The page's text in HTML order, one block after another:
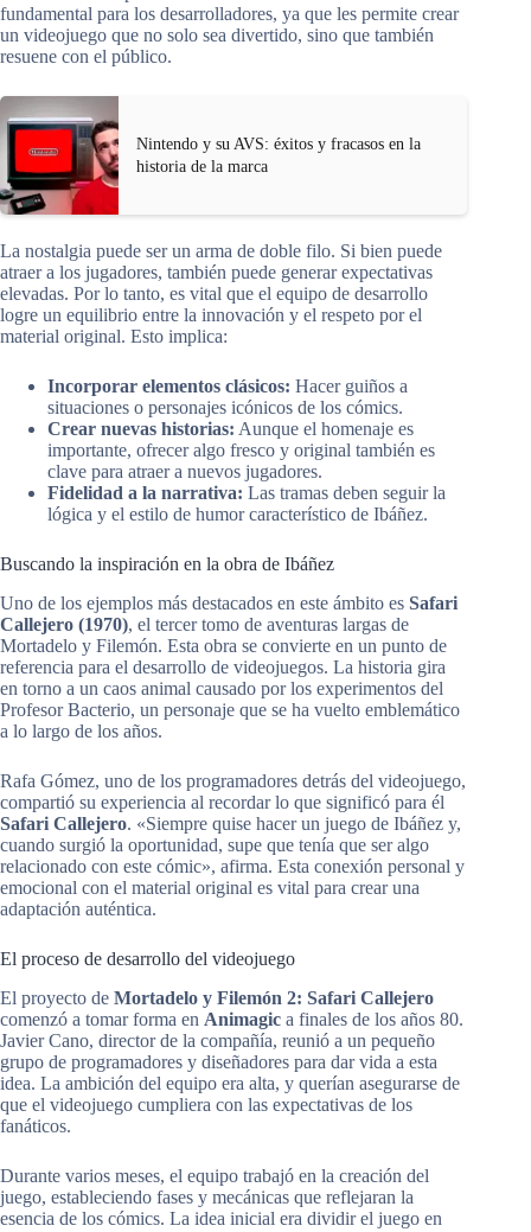
fundamental para los desarrolladores, ya que les permite crear
un videojuego que no solo sea divertido, sino que también
resuene con el público.
Nintendo y su AVS: éxitos y fracasos en la
historia de la marca
La nostalgia puede ser un arma de doble filo. Si bien puede
atraer a los jugadores, también puede generar expectativas
elevadas. Por lo tanto, es vital que el equipo de desarrollo
logre un equilibrio entre la innovación y el respeto por el
material original. Esto implica:
Incorporar elementos clásicos: Hacer guiños a
situaciones o personajes icónicos de los cómics.
Crear nuevas historias: Aunque el homenaje es
importante, ofrecer algo fresco y original también es
clave para atraer a nuevos jugadores.
Fidelidad a la narrativa: Las tramas deben seguir la
lógica y el estilo de humor característico de Ibáñez.
Buscando la inspiración en la obra de Ibáñez
Uno de los ejemplos más destacados en este ámbito es Safari
Callejero (1970), el tercer tomo de aventuras largas de
Mortadelo y Filemón. Esta obra se convierte en un punto de
referencia para el desarrollo de videojuegos. La historia gira
en torno a un caos animal causado por los experimentos del
Profesor Bacterio, un personaje que se ha vuelto emblemático
a lo largo de los años.
Rafa Gómez, uno de los programadores detrás del videojuego,
compartió su experiencia al recordar lo que significó para él
Safari Callejero. «Siempre quise hacer un juego de Ibáñez y,
cuando surgió la oportunidad, supe que tenía que ser algo
relacionado con este cómic», afirma. Esta conexión personal y
emocional con el material original es vital para crear una
adaptación auténtica.
El proceso de desarrollo del videojuego
El proyecto de Mortadelo y Filemón 2: Safari Callejero
comenzó a tomar forma en Animagic a finales de los años 80.
Javier Cano, director de la compañía, reunió a un pequeño
grupo de programadores y diseñadores para dar vida a esta
idea. La ambición del equipo era alta, y querían asegurarse de
que el videojuego cumpliera con las expectativas de los
fanáticos.
Durante varios meses, el equipo trabajó en la creación del
juego, estableciendo fases y mecánicas que reflejaran la
esencia de los cómics. La idea inicial era dividir el juego en